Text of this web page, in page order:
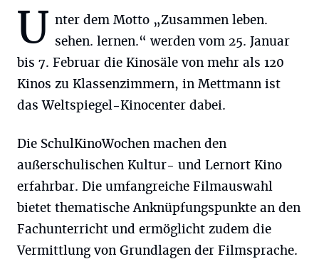
U nter dem Motto „Zusammen leben.
sehen. lernen.“ werden vom 25. Januar
bis 7. Februar die Kinosäle von mehr als 120
Kinos zu Klassenzimmern, in Mettmann ist
das Weltspiegel-Kinocenter dabei.
Die SchulKinoWochen machen den
außerschulischen Kultur- und Lernort Kino
erfahrbar. Die umfangreiche Filmauswahl
bietet thematische Anknüpfungspunkte an den
Fachunterricht und ermöglicht zudem die
Vermittlung von Grundlagen der Filmsprache.